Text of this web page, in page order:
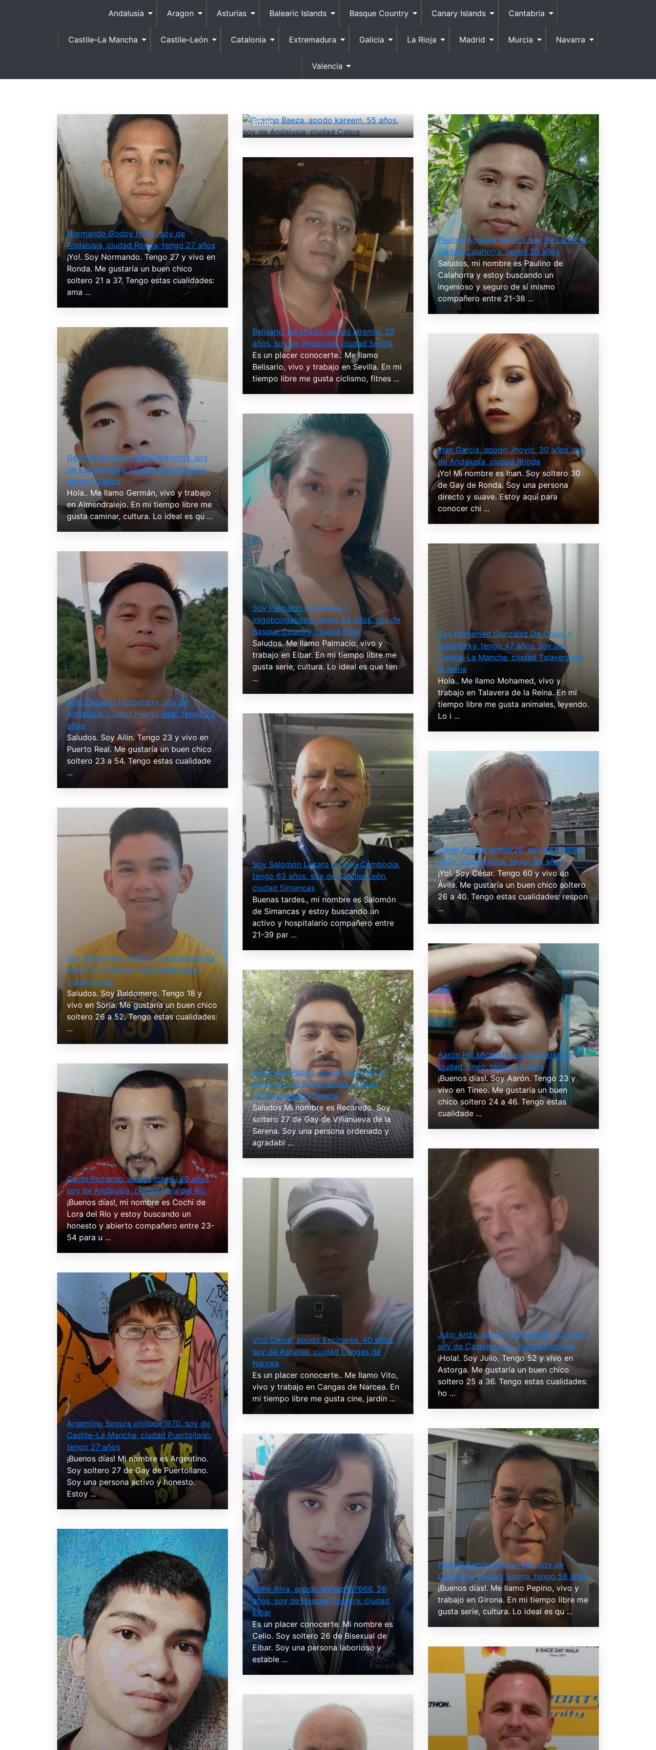
Andalusia Aragon Asturias Balearic Islands Basque Country Canary Islands Cantabria
Castile–La Mancha Castile–León Catalonia Extremadura Galicia La Rioja Madrid Murcia Navarra
Valencia
Normando Godoy ron13, soy de
Andalusia, ciudad Ronda, tengo 27 años
¡Yo!. Soy Normando. Tengo 27 y vivo en
Ronda. Me gustaría un buen chico
soltero 21 a 37. Tengo estas cualidades:
ama ...
Guarino Baeza, apodo kareem, 55 años,
emoc ...
Paulino Angeles heru93, soy de La Rioja,
ciudad Calahorra, tengo 20 años
Saludos, mi nombre es Paulino de
Calahorra y estoy buscando un
ingenioso y seguro de sí mismo
compañero entre 21-38 ...
Belisario Takahashi, apodo jeremia, 32
años, soy de Andalusia, ciudad Sevilla
Es un placer conocerte.. Me llamo
Belisario, vivo y trabajo en Sevilla. En mi
tiempo libre me gusta ciclismo, fitnes ...
Germán Monroy John+Dela+cruz, soy
de Extremadura, ciudad Almendralejo,
tengo 20 años
Hola.. Me llamo Germán, vivo y trabajo
en Almendralejo. En mi tiempo libre me
gusta caminar, cultura. Lo ideal es qu ...
Inan García, apodo Jhovic, 30 años, soy
de Andalusia, ciudad Ronda
¡Yo! Mi nombre es Inan. Soy soltero 30
de Gay de Ronda. Soy una persona
directo y suave. Estoy aquí para
conocer chi ...
Soy Palmacio Carnevale o
inigobongabong, tengo 24 años, soy de
Basque Country, ciudad Eibar
Saludos. Me llamo Palmacio, vivo y
trabajo en Eibar. En mi tiempo libre me
gusta serie, cultura. Lo ideal es que ten
...
Soy Mohamed González De Cosío o
GustiRizky, tengo 47 años, soy de
Castile–La Mancha, ciudad Talavera de
la Reina
Hola.. Me llamo Mohamed, vivo y
trabajo en Talavera de la Reina. En mi
tiempo libre me gusta animales, leyendo.
Lo i ...
Ailin Carabez happyterry, soy de
Andalusia, ciudad Puerto Real, tengo 23
años
Saludos. Soy Ailin. Tengo 23 y vivo en
Puerto Real. Me gustaría un buen chico
soltero 23 a 54. Tengo estas cualidade
...
Soy Salomón Lazaro o Chili+Cambodia,
tengo 63 años, soy de Castile–León,
ciudad Simancas
Buenas tardes., mi nombre es Salomón
de Simancas y estoy buscando un
activo y hospitalario compañero entre
21-39 par ...
César Aguilar amber28, soy de Castile–
León, ciudad Ávila, tengo 60 años
¡Yo!. Soy César. Tengo 60 y vivo en
Ávila. Me gustaría un buen chico soltero
26 a 40. Tengo estas cualidades: respon
...
Soy Baldomero Araujo o yosafatanditya,
tengo 18 años, soy de Castile–León,
ciudad Soria
Saludos. Soy Baldomero. Tengo 18 y
vivo en Soria. Me gustaría un buen chico
soltero 26 a 52. Tengo estas cualidades:
...
Aarón Hill Michaelx, soy de Asturias,
ciudad Tineo, tengo 23 años
¡Buenos días!. Soy Aarón. Tengo 23 y
vivo en Tineo. Me gustaría un buen
chico soltero 24 a 46. Tengo estas
cualidade ...
Recaredo Padilla, apodo Harry76, 27
años, soy de Extremadura, ciudad
Villanueva de la Serena
Saludos Mi nombre es Recaredo. Soy
soltero 27 de Gay de Villanueva de la
Serena. Soy una persona ordenado y
agradabl ...
Cochi Pichardo, apodo johnK, 30 años,
soy de Andalusia, ciudad Lora del Río
¡Buenos días!, mi nombre es Cochi de
Lora del Río y estoy buscando un
honesto y abierto compañero entre 23-
54 para u ...
Julio Ariza, apodo terranaut88, 52 años,
soy de Castile–León, ciudad Astorga
¡Hola!. Soy Julio. Tengo 52 y vivo en
Astorga. Me gustaría un buen chico
soltero 25 a 36. Tengo estas cualidades:
ho ...
Vito Cerna, apodo Encinares, 40 años,
soy de Asturias, ciudad Cangas de
Narcea
Es un placer conocerte.. Me llamo Vito,
vivo y trabajo en Cangas de Narcea. En
mi tiempo libre me gusta cine, jardín ...
Argentino Segura philippe1970, soy de
Castile–La Mancha, ciudad Puertollano,
tengo 27 años
¡Buenos días! Mi nombre es Argentino.
Soy soltero 27 de Gay de Puertollano.
Soy una persona activo y honesto.
Estoy ...
Pepino Ramón Phyoe+Wai, soy de
Catalonia, ciudad Girona, tengo 58 años
¡Buenos días!. Me llamo Pepino, vivo y
trabajo en Girona. En mi tiempo libre me
gusta serie, cultura. Lo ideal es qu ...
Celio Alva, apodo ahmed197666, 26
años, soy de Basque Country, ciudad
Eibar
Es un placer conocerte. Mi nombre es
Celio. Soy soltero 26 de Bisexual de
Eibar. Soy una persona laborioso y
estable ...